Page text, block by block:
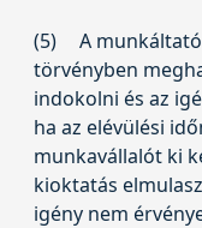
(5)
A
törvényben
indokolni és az
ha az elévülési
munkavállalót ki
kioktatás
igény nem